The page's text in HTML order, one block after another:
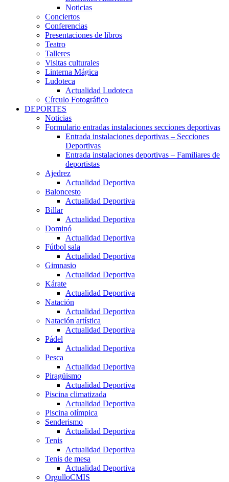
Noticias
Conciertos
Conferencias
Presentaciones de libros
Teatro
Talleres
Visitas culturales
Linterna Mágica
Ludoteca
Actualidad Ludoteca
Círculo Fotográfico
DEPORTES
Noticias
Formulario entradas instalaciones secciones deportivas
Entrada instalaciones deportivas – Secciones
Deportivas
Entrada instalaciones deportivas – Familiares de
deportistas
Ajedrez
Actualidad Deportiva
Baloncesto
Actualidad Deportiva
Billar
Actualidad Deportiva
Dominó
Actualidad Deportiva
Fútbol sala
Actualidad Deportiva
Gimnasio
Actualidad Deportiva
Kárate
Actualidad Deportiva
Natación
Actualidad Deportiva
Natación artística
Actualidad Deportiva
Pádel
Actualidad Deportiva
Pesca
Actualidad Deportiva
Piragüismo
Actualidad Deportiva
Piscina climatizada
Actualidad Deportiva
Piscina olímpica
Senderismo
Actualidad Deportiva
Tenis
Actualidad Deportiva
Tenis de mesa
Actualidad Deportiva
OrgulloCMIS